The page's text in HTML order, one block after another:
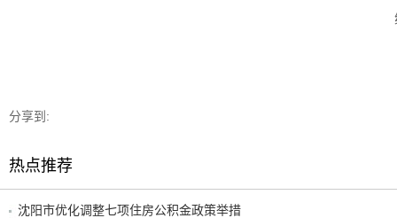
分享到:
热点推荐
沈阳市优化调整七项住房公积金政策举措